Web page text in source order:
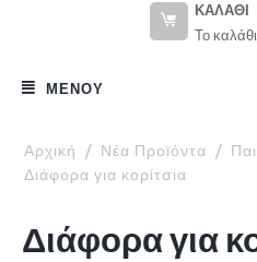
ΚΑΛΆΘΙ
Το καλάθι
ΜΕΝΟΎ
Αρχική / Νέα Προϊόντα /
Διάφορα για κορίτσια
Διάφορα για